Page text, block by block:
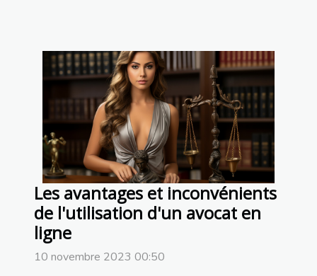
Les avantages et inconvénients
de l'utilisation d'un avocat en
ligne
10 novembre 2023 00:50